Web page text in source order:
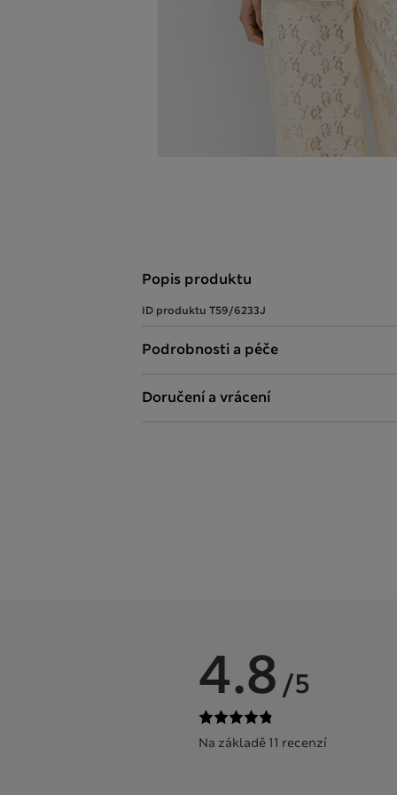
Popis produktu
ID produktu T59/6233J
Podrobnosti a péče
Doručení a vrácení
4.8 /5
Na základě 11 recenzí